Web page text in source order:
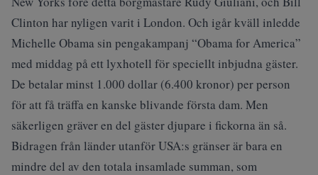
Clinton har nyligen varit i London. Och igår kväll inledde
Michelle Obama sin pengakampanj “Obama for America”
med middag på ett lyxhotell för speciellt inbjudna gäster.
De betalar minst 1.000 dollar (6.400 kronor) per person
för att få träffa en kanske blivande första dam. Men
säkerligen gräver en del gäster djupare i fickorna än så.
Bidragen från länder utanför USA:s gränser är bara en
mindre del av den totala insamlade summan, som